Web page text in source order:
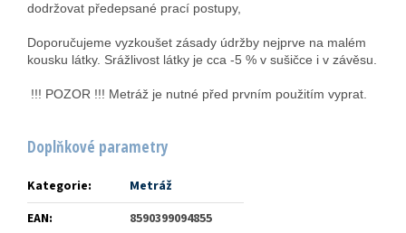
dodržovat předepsané prací postupy,
Doporučujeme vyzkoušet zásady údržby nejprve na malém
kousku látky. Srážlivost látky je cca -5 % v sušičce i v závěsu.
!!! POZOR !!! Metráž je nutné před prvním použitím vyprat.
Doplňkové parametry
Kategorie:
Metráž
EAN:
8590399094855